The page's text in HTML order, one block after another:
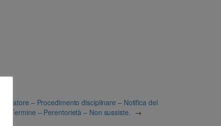
– Procedimento disciplinare – Notifica del
– Termine – Perentorietà – Non sussiste. →